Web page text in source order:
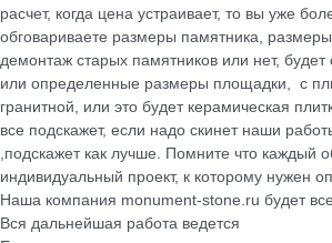
расчет, когда цена устраивает, то вы уже
обговариваете размеры памятника,
демонтаж старых памятников или нет, будет
или определенные размеры площадки, с
гранитной, или это будет керамическая
все подскажет, если надо скинет наши
,подскажет как лучше. Помните что каждый
индивидуальный проект, к которому нужен
Наша компания monument-stone.ru будет
Вся дальнейшая работа ведется